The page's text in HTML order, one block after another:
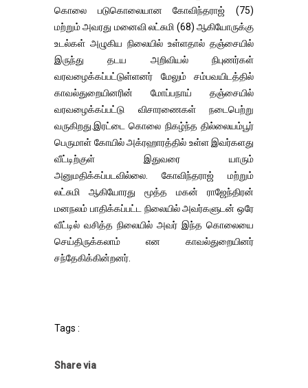
கொலை படுகொலையான கோவிந்தராஜ் (75)
மற்றும் அவரது மனைவி லட்சுமி (68) ஆகியோருக்கு
உடல்கள் அழுகிய நிலையில் உள்ளதால் தஞ்சையில்
இருந்து தடய அறிவியல் நிபுணர்கள்
வரவழைக்கப்பட்டுள்ளனர் மேலும் சம்பவயிடத்தில்
காவல்துறையினரின் மோப்பநாய் தஞ்சையில்
வரவழைக்கப்பட்டு விசாரணைகள் நடைபெற்று
வருகிறது.இரட்டை கொலை நிகழ்ந்த தில்லையம்பூர்
பெருமாள் கோயில் அக்ரஹாரத்தில் உள்ள இவர்களது
வீட்டிற்குள் இதுவரை யாரும்
அனுமதிக்கப்படவில்லை. கோவிந்தராஜ் மற்றும்
லட்சுமி ஆகியோரது மூத்த மகன் ராஜேந்திரன்
மனநலம் பாதிக்கப்பட்ட நிலையில் அவர்களுடன் ஒரே
வீட்டில் வசித்த நிலையில் அவர் இந்த கொலையை
செய்திருக்கலாம் என காவல்துறையினர்
சந்தேகிக்கின்றனர்.
Tags :
Share via